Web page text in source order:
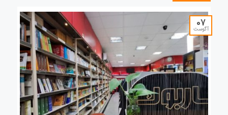
07
آگوست